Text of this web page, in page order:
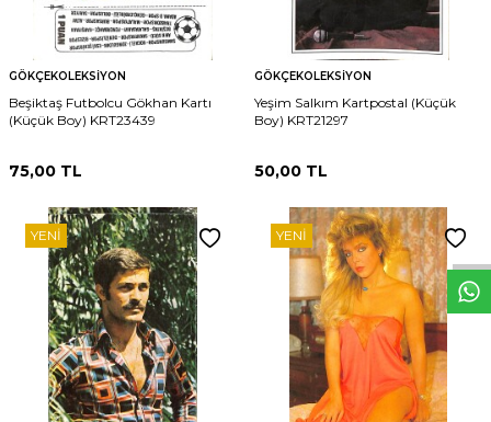
W
h
t
s
p
p
D
e
s
e
H
a
t
t
GÖKÇEKOLEKSIYON
Beşiktaş Futbolcu Gökhan Kartı
(Küçük Boy) KRT23439
75,00 TL
GÖKÇEKOLEKSIYON
Yeşim Salkım Kartpostal (Küçük
Boy) KRT21297
50,00 TL
YENI YENI